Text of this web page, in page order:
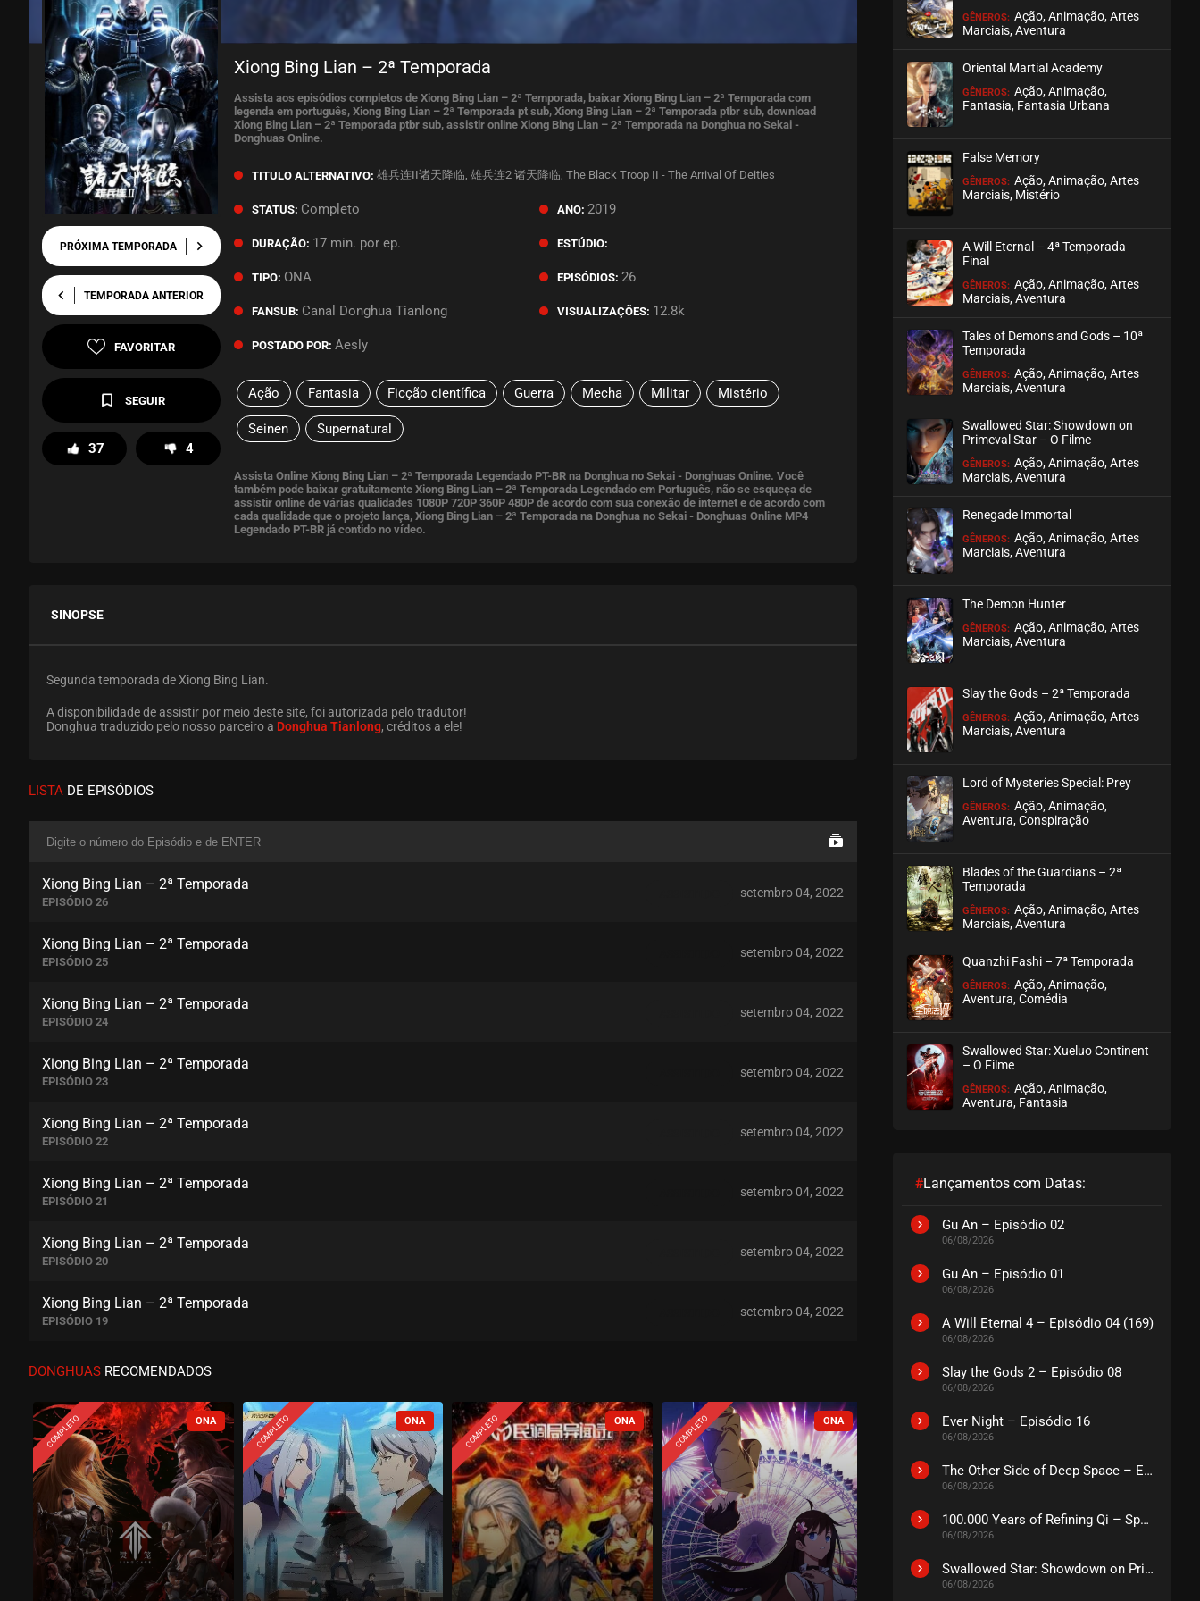
PRÓXIMA TEMPORADA chevron_right
chevron_left TEMPORADA ANTERIOR
FAVORITAR
SEGUIR
37 4
Xiong Bing Lian – 2ª Temporada
Assista aos episódios completos de Xiong Bing Lian – 2ª Temporada, baixar Xiong Bing Lian – 2ª Temporada com
legenda em português, Xiong Bing Lian – 2ª Temporada pt sub, Xiong Bing Lian – 2ª Temporada ptbr sub, download
Xiong Bing Lian – 2ª Temporada ptbr sub, assistir online Xiong Bing Lian – 2ª Temporada na Donghua no Sekai -
Donghuas Online.
TITULO ALTERNATIVO: 雄兵连II诸天降临, 雄兵连2 诸天降临, The Black Troop II - The Arrival Of Deities
STATUS: Completo ANO: 2019
DURAÇÃO: 17 min. por ep. ESTÚDIO:
TIPO: ONA EPISÓDIOS: 26
FANSUB: Canal Donghua Tianlong VISUALIZAÇÕES: 12.8k
POSTADO POR: Aesly
Ação Fantasia Ficção científica Guerra Mecha Militar Mistério
Seinen Supernatural
Assista Online Xiong Bing Lian – 2ª Temporada Legendado PT-BR na Donghua no Sekai - Donghuas Online. Você
também pode baixar gratuitamente Xiong Bing Lian – 2ª Temporada Legendado em Português, não se esqueça de
assistir online de várias qualidades 1080P 720P 360P 480P de acordo com sua conexão de internet e de acordo com
cada qualidade que o projeto lança, Xiong Bing Lian – 2ª Temporada na Donghua no Sekai - Donghuas Online MP4
Legendado PT-BR já contido no vídeo.
SINOPSE
Segunda temporada de Xiong Bing Lian.
A disponibilidade de assistir por meio deste site, foi autorizada pelo tradutor!
Donghua traduzido pelo nosso parceiro a Donghua Tianlong, créditos a ele!
LISTA DE EPISÓDIOS
Xiong Bing Lian – 2ª Temporada
EPISÓDIO 26
setembro 04, 2022
Xiong Bing Lian – 2ª Temporada
EPISÓDIO 25
setembro 04, 2022
Xiong Bing Lian – 2ª Temporada
EPISÓDIO 24
setembro 04, 2022
Xiong Bing Lian – 2ª Temporada
EPISÓDIO 23
setembro 04, 2022
Xiong Bing Lian – 2ª Temporada
EPISÓDIO 22
setembro 04, 2022
Xiong Bing Lian – 2ª Temporada
EPISÓDIO 21
setembro 04, 2022
Xiong Bing Lian – 2ª Temporada
EPISÓDIO 20
setembro 04, 2022
Xiong Bing Lian – 2ª Temporada
EPISÓDIO 19
setembro 04, 2022
Xiong Bing Lian – 2ª Temporada
ASSISTIDO
Xiong Bing Lian – 2ª Temporada
EPISÓDIO 17
setembro 04, 2022
ASSISTIDO
Xiong Bing Lian – 2ª Temporada
EPISÓDIO 16
setembro 04, 2022
ASSISTIDO
Xiong Bing Lian – 2ª Temporada
EPISÓDIO 15
setembro 04, 2022
DONGHUAS RECOMENDADOS
COMPLETO COMPLETO COMPLETO COMPLETO COMPLETO
GÊNEROS: Ação, Animação, Artes
Marciais, Aventura
Oriental Martial Academy
GÊNEROS: Ação, Animação,
Fantasia, Fantasia Urbana
False Memory
GÊNEROS: Ação, Animação, Artes
Marciais, Mistério
A Will Eternal – 4ª Temporada
Final
GÊNEROS: Ação, Animação, Artes
Marciais, Aventura
Tales of Demons and Gods – 10ª
Temporada
GÊNEROS: Ação, Animação, Artes
Marciais, Aventura
Swallowed Star: Showdown on
Primeval Star – O Filme
GÊNEROS: Ação, Animação, Artes
Marciais, Aventura
Renegade Immortal
GÊNEROS: Ação, Animação, Artes
Marciais, Aventura
The Demon Hunter
GÊNEROS: Ação, Animação, Artes
Marciais, Aventura
Slay the Gods – 2ª Temporada
GÊNEROS: Ação, Animação, Artes
Marciais, Aventura
Lord of Mysteries Special: Prey
GÊNEROS: Ação, Animação,
Aventura, Conspiração
Blades of the Guardians – 2ª
Temporada
GÊNEROS: Ação, Animação, Artes
Marciais, Aventura
Quanzhi Fashi – 7ª Temporada
GÊNEROS: Ação, Animação,
Aventura, Comédia
Swallowed Star: Xueluo Continent
– O Filme
GÊNEROS: Ação, Animação,
Aventura, Fantasia
#Lançamentos com Datas:
Gu An – Episódio 02
06/08/2026
Gu An – Episódio 01
06/08/2026
A Will Eternal 4 – Episódio 04 (169)
06/08/2026
Slay the Gods 2 – Episódio 08
06/08/2026
Ever Night – Episódio 16
06/08/2026
The Other Side of Deep Space – Episódio 14
06/08/2026
100.000 Years of Refining Qi – Special
06/08/2026
Swallowed Star: Showdown on Primeval Star – O Filme
06/08/2026